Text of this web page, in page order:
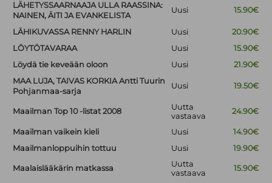
LÄHETYSSAARNAAJA ULLA RAASSINA:
NAINEN, ÄITI JA EVANKELISTA
Uusi 15.90€
LÄHIKUVASSA RENNY HARLIN Uusi
20.90€
LÖYTÖTAVARAA
Uusi
15.90€
Löydä tie keveään oloon
Uusi
21.90€
MAA LUJA, TAIVAS KORKIA Antti Tuurin
Pohjanmaa-sarja
Uusi 19.50€
Maailman Top 10 -listat 2008
Uutta
vastaava
24.90€
Maailman vaikein kieli Uusi
14.90€
Maailmanloppuihin tottuu
Uusi 19.90€
Maalaislääkärin matkassa
Uutta
vastaava
15.90€